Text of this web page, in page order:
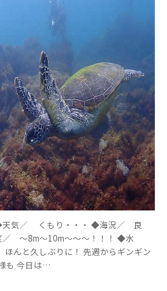
気／ くもり・・・ ◆海況／ 良
～8m～10m～～～！！！ ◆水
と久しぶりに！ 先週からギンギン
も 今日は…